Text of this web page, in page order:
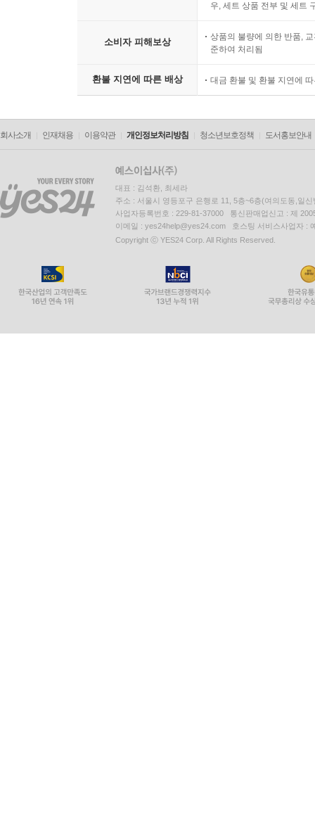
우, 세트 상품 전부 및 세트
소비자 피해보상
상품의 불량에 의한 반품,
준하여 처리됨
환불 지연에 따른 배상 대금 환불 및 환불 지연에
회사소개 인재채용 이용약관 개인정보처리방침 청소년보호정책 도서홍보안내
대표 : 김석환, 최세라
주소 : 서울시 영등포구 은행로 11, 5층~6층(여의도동,일신
사업자등록번호 : 229-81-37000 통신판매업신고 : 제
이메일 : yes24help@yes24.com 호스팅 서비스사업자 :
Copyright ⓒ YES24 Corp. All Rights Reserved.